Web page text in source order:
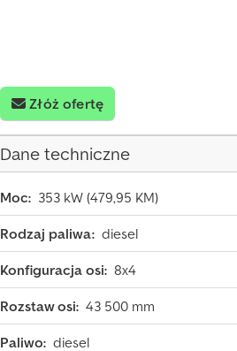
Złóż ofertę
Dane techniczne
Moc: 353 kW (479,95 KM)
Rodzaj paliwa: diesel
Konfiguracja osi: 8x4
Rozstaw osi: 43 500 mm
Paliwo: diesel